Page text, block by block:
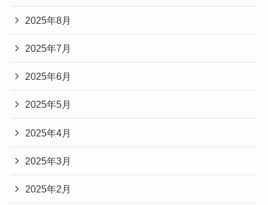
2025年8月
2025年7月
2025年6月
2025年5月
2025年4月
2025年3月
2025年2月